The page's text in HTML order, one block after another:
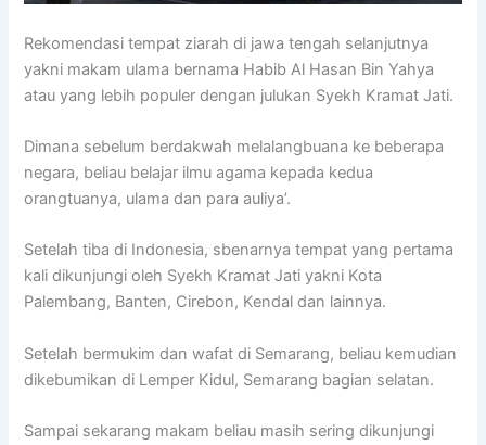
Rekomendasi tempat ziarah di jawa tengah selanjutnya
yakni makam ulama bernama Habib Al Hasan Bin Yahya
atau yang lebih populer dengan julukan Syekh Kramat Jati.
Dimana sebelum berdakwah melalangbuana ke beberapa
negara, beliau belajar ilmu agama kepada kedua
orangtuanya, ulama dan para auliya’.
Setelah tiba di Indonesia, sbenarnya tempat yang pertama
kali dikunjungi oleh Syekh Kramat Jati yakni Kota
Palembang, Banten, Cirebon, Kendal dan lainnya.
Setelah bermukim dan wafat di Semarang, beliau kemudian
dikebumikan di Lemper Kidul, Semarang bagian selatan.
Sampai sekarang makam beliau masih sering dikunjungi